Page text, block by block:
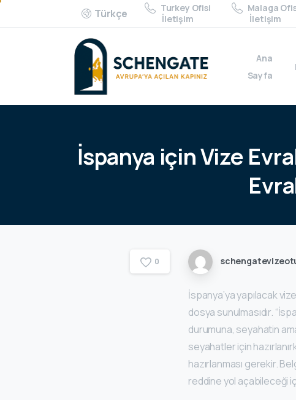
Türkçe
Turkey Ofisi
İletişim
Malaga
İletişim
Ana
Sayfa
İspanya içinVize
0
İspanya’ya yapılacak
dosya sunulmasıdır.
durumuna, seyahatin
seyahatler için
hazırlanması gerekir.
reddine yol açabileceği